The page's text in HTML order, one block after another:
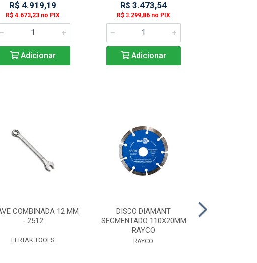
R$ 4.919,19
R$ 4.673,23 no PIX
Adicionar
R$ 3.473,54
R$ 3.299,86 no PIX
Adicionar
COMBINADA 12 MM
- 2512
FERTAK TOOLS
DISCO DIAMANT
SEGMENTADO 110X20MM
RAYCO
RAYCO